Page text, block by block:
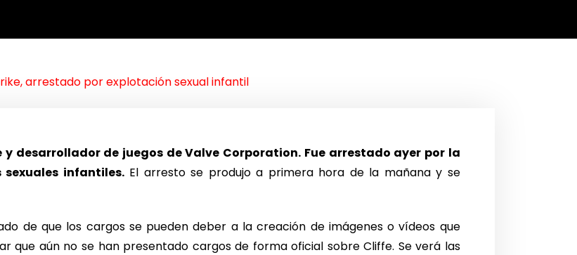
arrestado por explotación sexual infantil
desarrollador de juegos de Valve Corporation. Fue arrestado ayer por la
infantiles.El arresto se produjo a primera hora de la mañana y se
de que los cargos se pueden deber a la creación de imágenes o vídeos que
que aún no se han presentado cargos de forma oficial sobre Cliffe. Se verá las